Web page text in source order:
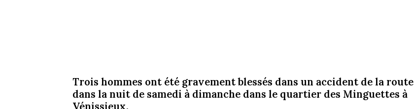
Trois hommes ont été gravement blessés dans un accident de la route
dans la nuit de samedi à dimanche dans le quartier des Minguettes à